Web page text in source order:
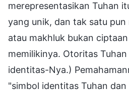
merepresentasikan Tuhan
yang unik, dan tak satu
atau makhluk bukan
memilikinya. Otoritas
identitas-Nya.)
"simbol identitas Tuhan